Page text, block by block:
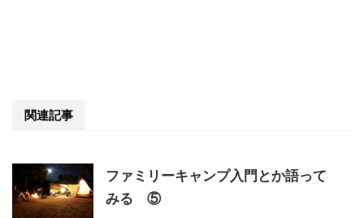
関連記事
ファミリーキャンプ入門とか語って
みる ⑤